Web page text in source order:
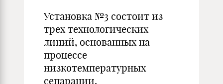
Установка №3 состоит из
трех технологических
линий, основанных на
процессе
низкотемпературных
сепарации,